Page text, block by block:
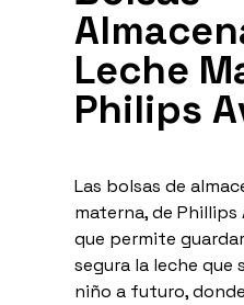
Leche
Philips
Las bolsas de
materna, de
que permite
segura la leche que
niño a futuro,